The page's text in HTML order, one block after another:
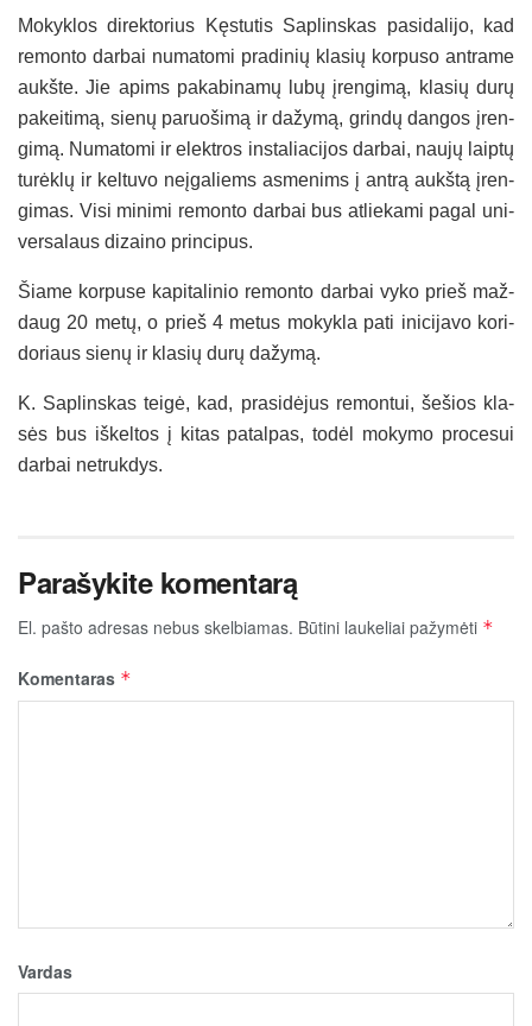
Mo­kyk­los di­rek­to­rius Kęs­tu­tis Sap­lins­kas pa­si­da­li­jo, kad
re­mon­to dar­bai nu­ma­to­mi pra­di­nių kla­sių kor­pu­so ant­ra­me
aukš­te. Jie apims pa­ka­bi­na­mų lu­bų įren­gi­mą, kla­sių du­rų
pa­kei­ti­mą, sie­nų pa­ruo­ši­mą ir da­žy­mą, grin­dų dan­gos įren­
gi­mą. Nu­ma­to­mi ir elekt­ros ins­ta­lia­ci­jos dar­bai, nau­jų laip­tų
tu­rėk­lų ir kel­tu­vo neį­ga­liems as­me­nims į ant­rą aukš­tą įren­
gi­mas. Vi­si mi­ni­mi re­mon­to dar­bai bus at­lie­ka­mi pa­gal uni­
ver­sa­laus di­zai­no prin­ci­pus.
Šia­me kor­pu­se ka­pi­ta­li­nio re­mon­to dar­bai vy­ko prieš maž­
daug 20 me­tų, o prieš 4 me­tus mo­kyk­la pa­ti ini­ci­ja­vo ko­ri­
do­riaus sie­nų ir kla­sių du­rų da­žy­mą.
K. Sap­lins­kas tei­gė, kad, pra­si­dė­jus re­mon­tui, še­šios kla­
sės bus iš­kel­tos į ki­tas pa­tal­pas, to­dėl mo­ky­mo pro­ce­sui
dar­bai ne­truk­dys.
Parašykite komentarą
El. pašto adresas nebus skelbiamas. Būtini laukeliai pažymėti *
Komentaras *
Vardas